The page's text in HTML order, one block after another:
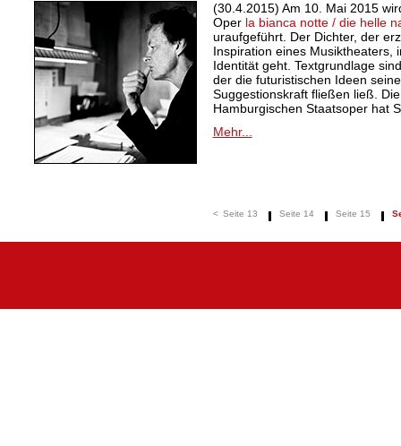
(30.4.2015) Am 10. Mai 2015
Operla bianca notte / die helle
uraufgeführt. Der Dichter, der
Inspiration eines Musiktheaters,
Identität geht. Textgrundlage
der die futuristischen Ideen
Suggestionskraft fließen ließ.
Hamburgischen Staatsoper hat
Mehr...
< Seite 13 Seite 14 Seite 15